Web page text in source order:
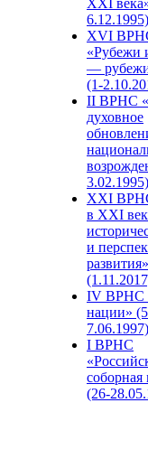
XXI
6.12.1995)
XVI
«Рубежи
—
(1-
II ВРНС
духовное
3.02.1995)
XХI
в XXI
и
развития»
IV ВРНС
нации»
7.06.1997)
I ВРНС
(26-